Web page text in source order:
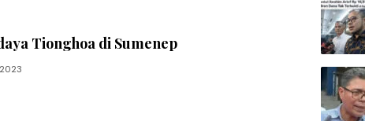
Tionghoa di Sumenep